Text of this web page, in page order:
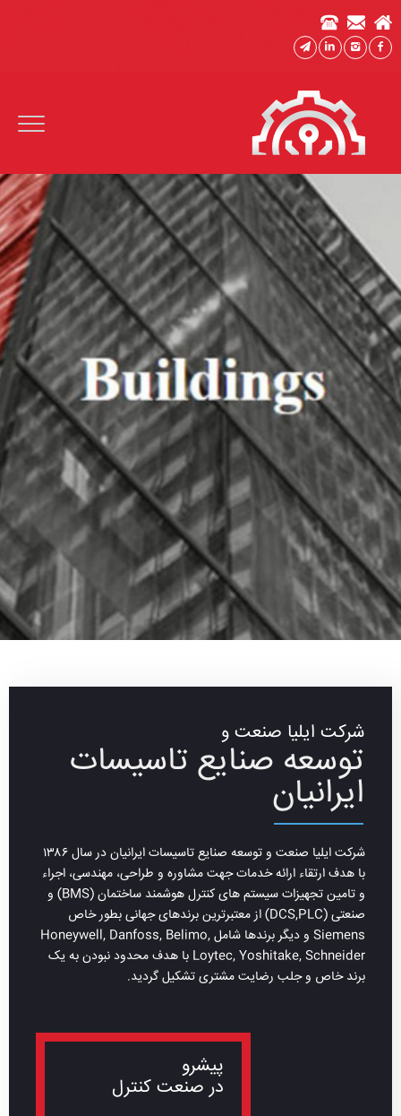
شرکت ایلیا صنعت و
توسعه صنایع تاسیسات
ایرانیان
شرکت ایلیا صنعت و توسعه صنایع تاسیسات ایرانیان در سال ۱۳۸۶
با هدف ارتقاء ارائه خدمات جهت مشاوره و طراحی، مهندسی، اجراء
و تامین تجهیزات سیستم های کنترل هوشمند ساختمان (BMS) و
صنعتی (DCS,PLC) از معتبرترین برندهای جهانی بطور خاص
Siemens و دیگر برندها شامل Honeywell, Danfoss, Belimo,
Loytec, Yoshitake, Schneider با هدف محدود نبودن به یک
برند خاص و جلب رضایت مشتری تشکیل گردید.
پیشرو
در صنعت کنترل